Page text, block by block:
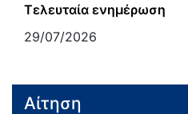
Τελευταία ενημέρωση
29/07/2026
Αίτηση